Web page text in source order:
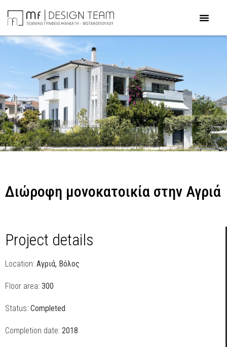
Διώροφη μονοκατοικία στην Αγριά
Project details
Location: Αγριά, Βόλος
Floor area: 300
Status: Completed
Completion date: 2018